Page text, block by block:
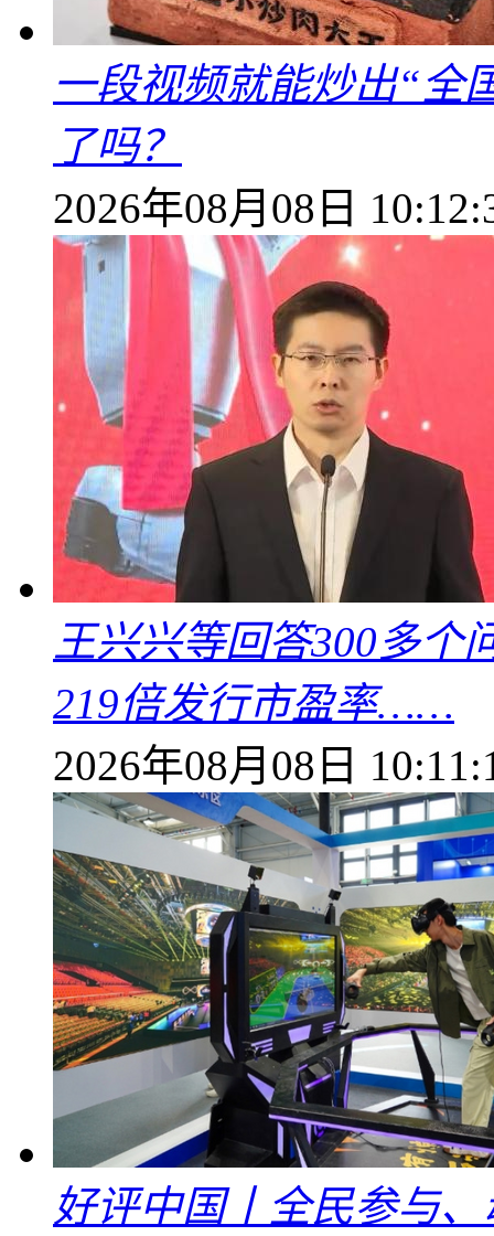
一段视频就能炒出“全
了吗？
2026年08月08日
王兴兴等回答300多个
219倍发行市盈率……
2026年08月08日
好评中国丨全民参与